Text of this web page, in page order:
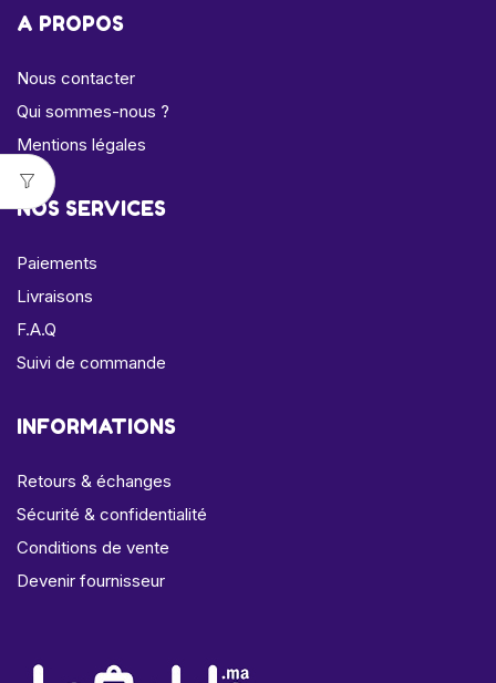
A PROPOS
Nous contacter
Qui sommes-nous ?
Mentions légales
NOS SERVICES
Paiements
Livraisons
F.A.Q
Suivi de commande
INFORMATIONS
Retours & échanges
Sécurité & confidentialité
Conditions de vente
Devenir fournisseur